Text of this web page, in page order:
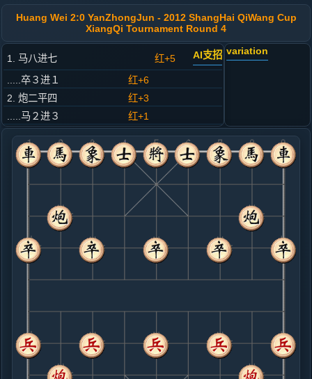
Huang Wei 2:0 YanZhongJun - 2012 ShangHai QiWang Cup
XiangQi Tournament Round 4
1. 马八进七 红+5 AI支招
.....卒３进１
红+6
2. 炮二平四
红+3
.....马２进３
红+1
3. 马二进三
红+0
.....砲８平５
红+370
4. 车一平二
红+71
.....马８进７
红+550
5. 仕六进五
红+3
.....卒７进１
6. 相七进五
红+0
炮四进五
.....车９进１
红+161
砲２平１
7. 车二进四
红+213
8. 炮四进五
红+265
兵七进一
.....车４平３
红+261
9. 兵七进一
红+45
兵三进一
.....士４进５
variation